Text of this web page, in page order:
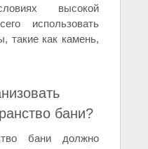
высокой
использовать
такие как камень,
бани?
бани должно